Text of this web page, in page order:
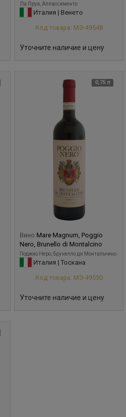
Ла Пруа, Аппассименто
Италия | Венето
Код товара: МЭ-49548
Уточните наличие и цену
0,75 л
Вино Mare Magnum, Poggio
Nero, Brunello di Montalcino
Поджио Неро, Брунелло ди Монтальчино
Италия | Тоскана
Код товара: МЭ-49550
Уточните наличие и цену